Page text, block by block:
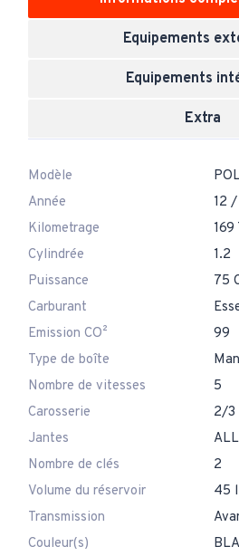
Equipements
Equipements
Extra
Modèle
Année
12 /
Kilometrage
169
Cylindrée
1.2
Puissance
75
Carburant
Emission CO²
99
Type de boîte
Nombre de vitesses
5
Carosserie
2/3
Jantes
Nombre de clés
2
Volume du réservoir
45
Transmission
Couleur(s)